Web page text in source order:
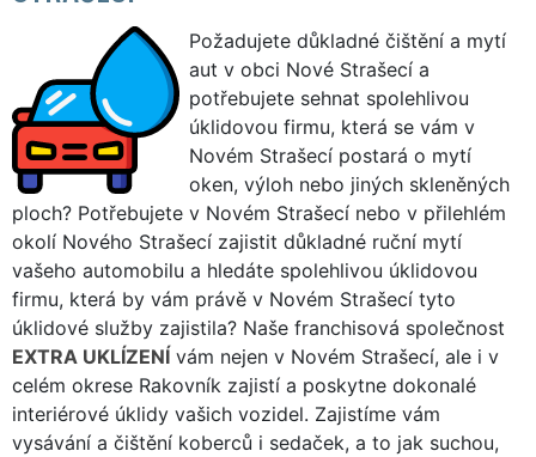
Požadujete důkladné čištění a mytí
aut v obci Nové Strašecí a
potřebujete sehnat spolehlivou
úklidovou firmu, která se vám v
Novém Strašecí postará o mytí
oken, výloh nebo jiných skleněných
ploch? Potřebujete v Novém Strašecí nebo v přilehlém
okolí Nového Strašecí zajistit důkladné ruční mytí
vašeho automobilu a hledáte spolehlivou úklidovou
firmu, která by vám právě v Novém Strašecí tyto
úklidové služby zajistila? Naše franchisová společnost
EXTRA UKLÍZENÍ vám nejen v Novém Strašecí, ale i v
celém okrese Rakovník zajistí a poskytne dokonalé
interiérové úklidy vašich vozidel. Zajistíme vám
vysávání a čištění koberců i sedaček, a to jak suchou,